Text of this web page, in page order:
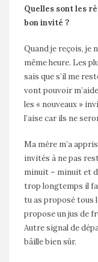
Quelles sont les
bon invité ?
Quand je reçois, je
même heure. Les
sais que s’il me
vont pouvoir
les « nouveaux »
l’aise car ils ne
Ma mère m’a
invités à ne pas
minuit – minuit et
trop longtemps il
tu as proposé tous
propose un jus de
Autre signal de
bâille bien sûr.